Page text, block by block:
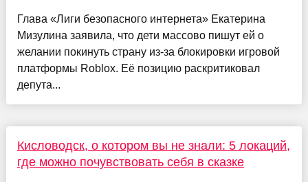
Глава «Лиги безопасного интернета» Екатерина
Мизулина заявила, что дети массово пишут ей о
желании покинуть страну из-за блокировки игровой
платформы Roblox. Её позицию раскритиковал
депута...
Кисловодск, о котором вы не знали: 5 локаций,
где можно почувствовать себя в сказке